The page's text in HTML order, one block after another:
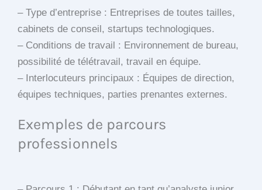
– Type d’entreprise : Entreprises de toutes tailles,
cabinets de conseil, startups technologiques.
– Conditions de travail : Environnement de bureau,
possibilité de télétravail, travail en équipe.
– Interlocuteurs principaux : Équipes de direction,
équipes techniques, parties prenantes externes.
Exemples de parcours
professionnels